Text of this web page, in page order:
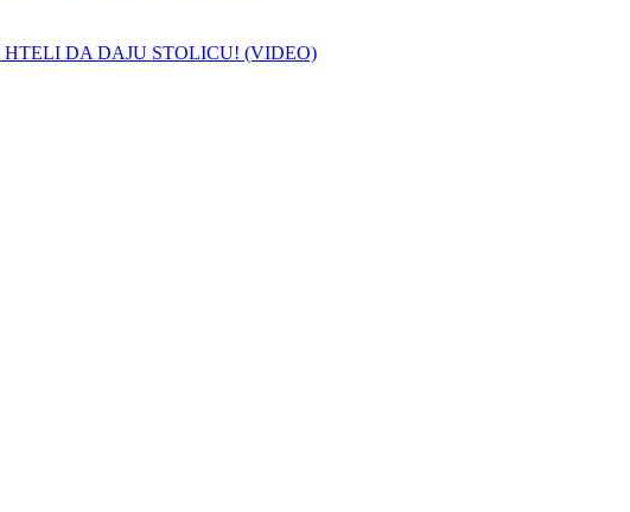
DA DAJU STOLICU! (VIDEO)